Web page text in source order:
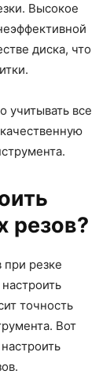
Высокое
диска, что
учитывать все
резов?
при резке
точность
Вот